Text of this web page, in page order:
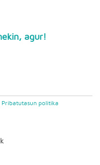
agur!
Pribatutasun politika